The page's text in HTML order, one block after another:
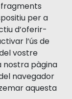
per a
d’oferir-
l’ús de
vostre
nostra pàgina
navegador
aquesta